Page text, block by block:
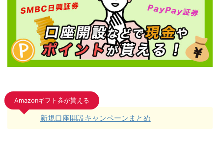
Amazonギフト券が貰える
新規口座開設キャンペーンまとめ